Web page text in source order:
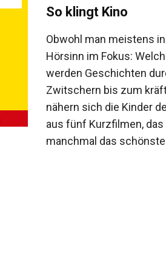
So klingt Kino
Obwohl man meistens
Hörsinn im Fokus:
werden Geschichten
Zwitschern bis zum
nähern sich die Kinder
aus fünf Kurzfilmen,
manchmal das